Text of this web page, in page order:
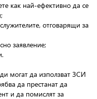
как най-ефективно да се
отговарящи за
заявление;
могат да използват ЗСИ
да престанат да
и да помислят за